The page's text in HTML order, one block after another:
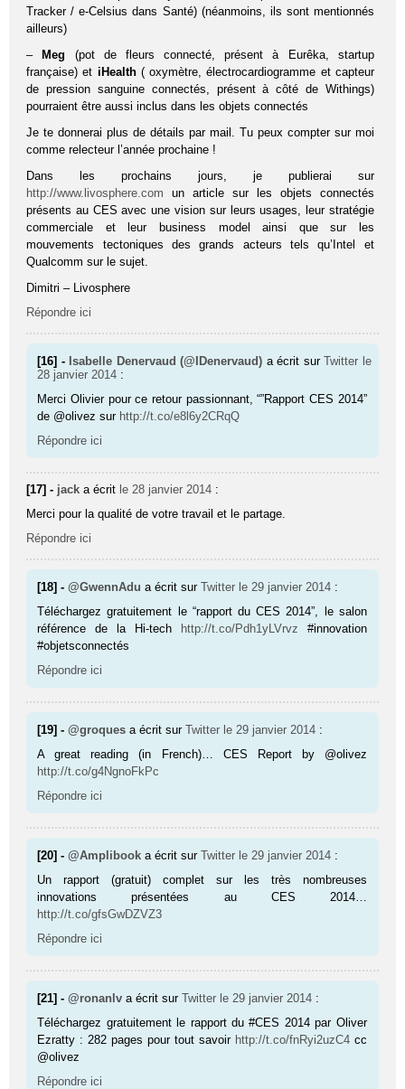
Tracker / e-Celsius dans Santé) (néanmoins, ils sont mentionnés
ailleurs)
–Meg (pot de fleurs connecté, présent à Eurêka, startup
française) et iHealth( oxymètre, électrocardiogramme et capteur
de pression sanguine connectés, présent à côté de Withings)
pourraient être aussi inclus dans les objets connectés
Je te donnerai plus de détails par mail. Tu peux compter sur moi
comme relecteur l’année prochaine !
Dans les prochains jours, je publierai sur
http://www.livosphere.com un article sur les objets connectés
présents au CES avec une vision sur leurs usages, leur stratégie
commerciale et leur business model ainsi que sur les
mouvements tectoniques des grands acteurs tels qu’Intel et
Qualcomm sur le sujet.
Dimitri – Livosphere
Répondre ici
[16] - Isabelle Denervaud (@IDenervaud) a écrit surTwitter le
28 janvier 2014 :
Merci Olivier pour ce retour passionnant, “”Rapport CES 2014”
de @olivez sur http://t.co/e8l6y2CRqQ
Répondre ici
[17] - jack a écrit le 28 janvier 2014 :
Merci pour la qualité de votre travail et le partage.
Répondre ici
[18] -@GwennAdu a écrit surTwitter le 29 janvier 2014 :
Téléchargez gratuitement le “rapport du CES 2014”, le salon
référence de la Hi-tech http://t.co/Pdh1yLVrvz #innovation
#objetsconnectés
Répondre ici
[19] -@groques a écrit surTwitter le 29 janvier 2014 :
A great reading (in French)… CES Report by @olivez
http://t.co/g4NgnoFkPc
Répondre ici
[20] -@Amplibook a écrit surTwitter le 29 janvier 2014 :
Un rapport (gratuit) complet sur les très nombreuses
innovations présentées au CES 2014…
http://t.co/gfsGwDZVZ3
Répondre ici
[21] -@ronanlv a écrit surTwitter le 29 janvier 2014 :
Téléchargez gratuitement le rapport du #CES 2014 par Oliver
Ezratty : 282 pages pour tout savoir http://t.co/fnRyi2uzC4cc
@olivez
Répondre ici